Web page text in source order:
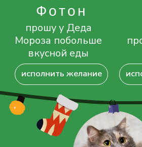
Самые интересные события фонда —
в наших социальных сетях
Фонд помощи бездомным
документы и отчёты